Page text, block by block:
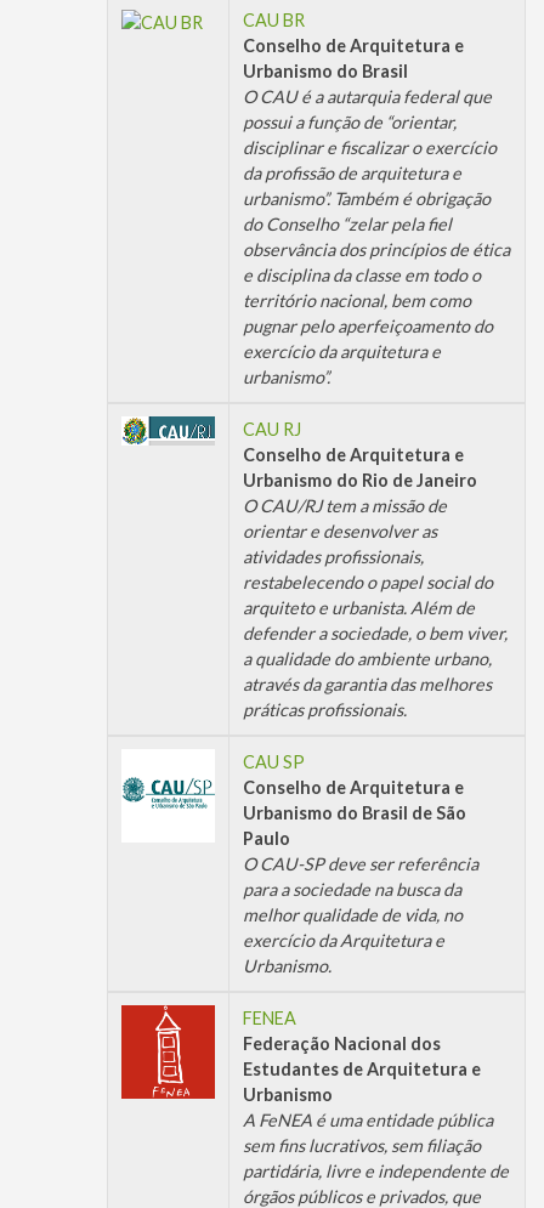
CAU BR
Conselho de Arquitetura e
Urbanismo do Brasil
O CAU é a autarquia federal que
possui a função de “orientar,
disciplinar e fiscalizar o exercício
da profissão de arquitetura e
urbanismo”. Também é obrigação
do Conselho “zelar pela fiel
observância dos princípios de ética
e disciplina da classe em todo o
território nacional, bem como
pugnar pelo aperfeiçoamento do
exercício da arquitetura e
urbanismo”.
CAU RJ
Conselho de Arquitetura e
Urbanismo do Rio de Janeiro
O CAU/RJ tem a missão de
orientar e desenvolver as
atividades profissionais,
restabelecendo o papel social do
arquiteto e urbanista. Além de
defender a sociedade, o bem viver,
a qualidade do ambiente urbano,
através da garantia das melhores
práticas profissionais.
CAU SP
Conselho de Arquitetura e
Urbanismo do Brasil de São
Paulo
O CAU-SP deve ser referência
para a sociedade na busca da
melhor qualidade de vida, no
exercício da Arquitetura e
Urbanismo.
FENEA
Federação Nacional dos
Estudantes de Arquitetura e
Urbanismo
A FeNEA é uma entidade pública
sem fins lucrativos, sem filiação
partidária, livre e independente de
órgãos públicos e privados, que